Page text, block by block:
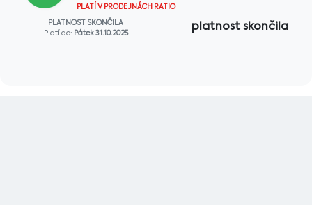
PLATÍ V PRODEJNÁCH RATIO
PLATNOST SKONČILA
Platí do: Pátek 31.10.2025
platnost skončila